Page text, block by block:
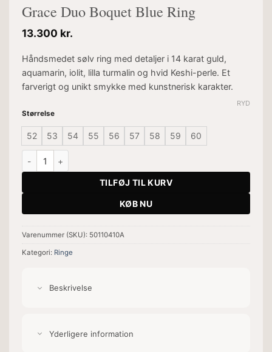
Grace Duo Boquet Blue Ring
13.300 kr.
Håndsmedet sølv ring med detaljer i 14 karat guld,
aquamarin, iolit, lilla turmalin og hvid Keshi-perle. Et
farverigt og unikt smykke med kunstnerisk karakter.
Størrelse
52 53 54 55 56 57 58 59 60
RYD
TILFØJ TIL KURV
KØB NU
Varenummer (SKU): 50110410A
Kategori: Ringe
Beskrivelse
Yderligere information